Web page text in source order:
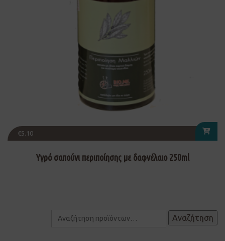
€5.10
Υγρό σαπούνι περιποίησης με δαφνέλαιο 250ml
Αναζήτηση